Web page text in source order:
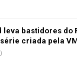
leva bastidores do
criada pela